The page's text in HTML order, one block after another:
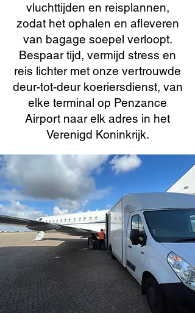
vluchttijden en reisplannen,
zodat het ophalen en afleveren
van bagage soepel verloopt.
Bespaar tijd, vermijd stress en
reis lichter met onze vertrouwde
deur-tot-deur koeriersdienst, van
elke terminal op Penzance
Airport naar elk adres in het
Verenigd Koninkrijk.